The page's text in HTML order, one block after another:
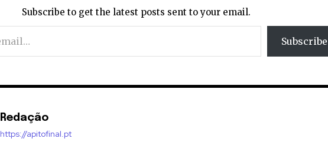
Subscribe to get the latest posts sent to your email.
Subscribe
Redação
https://apitofinal.pt